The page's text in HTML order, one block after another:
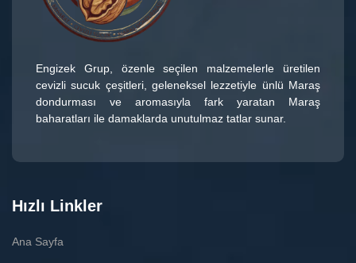
Engizek Grup, özenle seçilen malzemelerle üretilen
cevizli sucuk çeşitleri, geleneksel lezzetiyle ünlü Maraş
dondurması ve aromasıyla fark yaratan Maraş
baharatları ile damaklarda unutulmaz tatlar sunar.
Hızlı Linkler
Ana Sayfa